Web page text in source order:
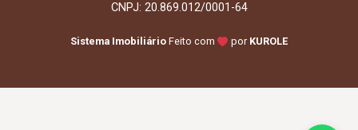
CNPJ: 20.869.012/0001-64
Sistema Imobiliário Feito com por KUROLE